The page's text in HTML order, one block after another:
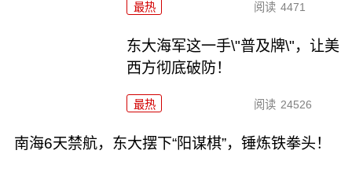
最热 阅读 4471
东大海军这一手\"普及牌\"，让美
西方彻底破防！
最热 阅读 24526
南海6天禁航，东大摆下“阳谋棋”，锤炼铁拳头！